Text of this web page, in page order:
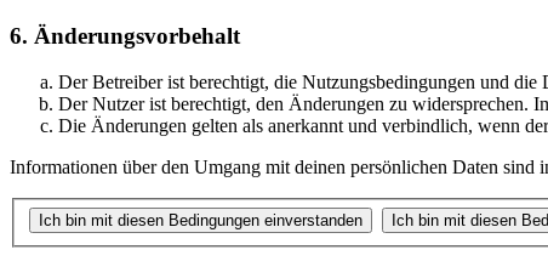
6. Änderungsvorbehalt
Der Betreiber ist berechtigt, die Nutzungsbedingungen und
Der Nutzer ist berechtigt, den Änderungen zu widersprechen.
Die Änderungen gelten als anerkannt und verbindlich, wenn
Informationen über den Umgang mit deinen persönlichen Daten sind